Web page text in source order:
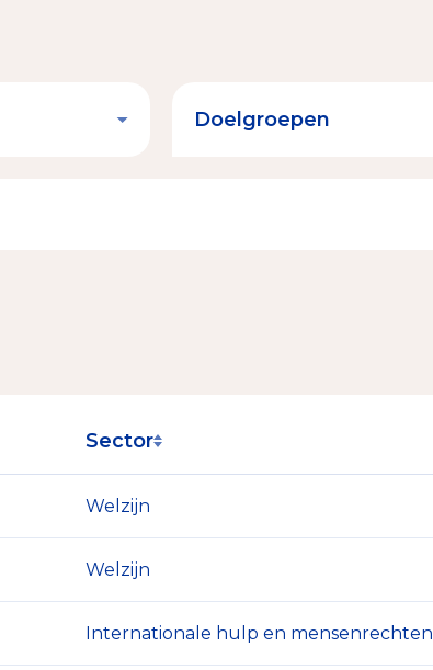
Sector
Welzijn
Welzijn
Internationale hulp en mensenrechten